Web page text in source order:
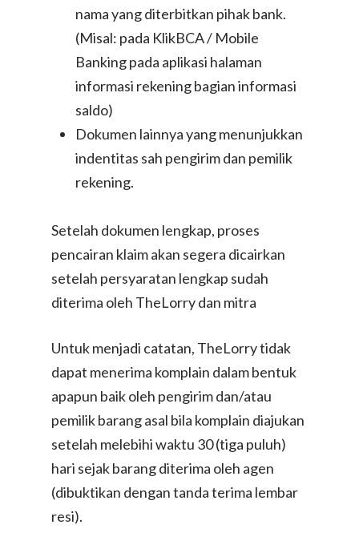
nama yang diterbitkan pihak bank.
(Misal: pada KlikBCA / Mobile
Banking pada aplikasi halaman
informasi rekening bagian informasi
saldo)
Dokumen lainnya yang menunjukkan
indentitas sah pengirim dan pemilik
rekening.
Setelah dokumen lengkap, proses
pencairan klaim akan segera dicairkan
setelah persyaratan lengkap sudah
diterima oleh TheLorry dan mitra
Untuk menjadi catatan, TheLorry tidak
dapat menerima komplain dalam bentuk
apapun baik oleh pengirim dan/atau
pemilik barang asal bila komplain diajukan
setelah melebihi waktu 30 (tiga puluh)
hari sejak barang diterima oleh agen
(dibuktikan dengan tanda terima lembar
resi).